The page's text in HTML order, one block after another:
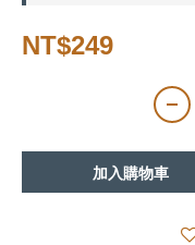
NT$249
加入購物車